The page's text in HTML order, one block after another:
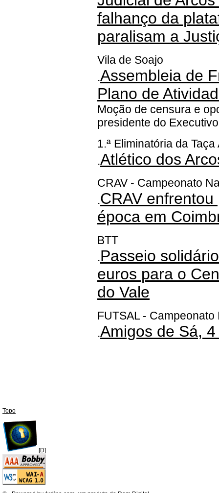
falhanço da
paralisam a
Vila de Soajo
.Assembleia de
Plano de
Moção de censura e
presidente do Executivo
1.ª Eliminatória da
.Atlético dos
CRAV - Campeonato
.CRAV
época em
BTT
.Passeio
euros para o
do Vale
FUTSAL - Campeonato
.Amigos de Sá,
Topo
[D]